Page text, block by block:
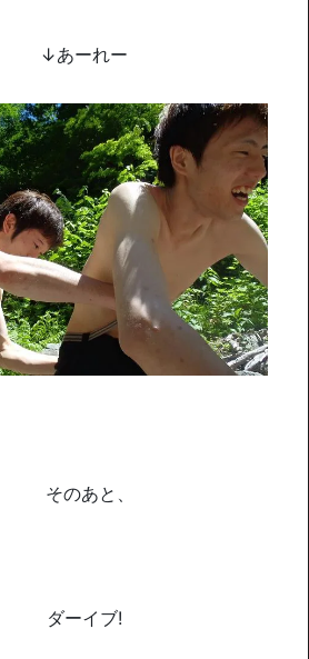
↓あーれー
そのあと、
ダーイブ!